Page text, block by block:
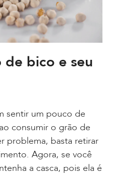
de bico e seu
sentir um pouco de
consumir o grão de
problema, basta retirar
Agora, se você
a casca, pois ela é